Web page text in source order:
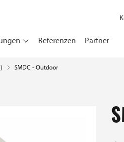
Referenzen Partner
SMDC - Outdoor